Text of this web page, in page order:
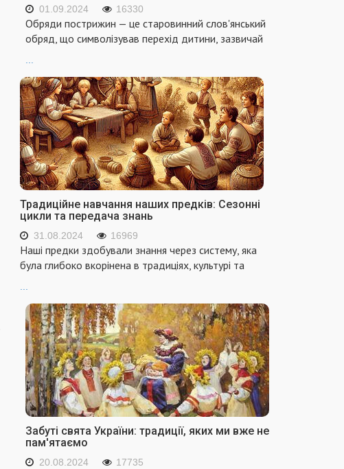
01.09.2024 16330
Обряди пострижин — це старовинний слов'янський
обряд, що символізував перехід дитини, зазвичай
...
Традиційне навчання наших предків: Сезонні
цикли та передача знань
31.08.2024 16969
Наші предки здобували знання через систему, яка
була глибоко вкорінена в традиціях, культурі та
...
Забуті свята України: традиції, яких ми вже не
пам'ятаємо
20.08.2024 17735